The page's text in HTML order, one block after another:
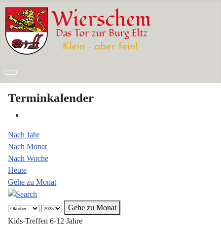
Terminkalender
Nach Jahr
Nach Monat
Nach Woche
Heute
Gehe zu Monat
Gehe zu Monat
Kids-Treffen 6-12 Jahre